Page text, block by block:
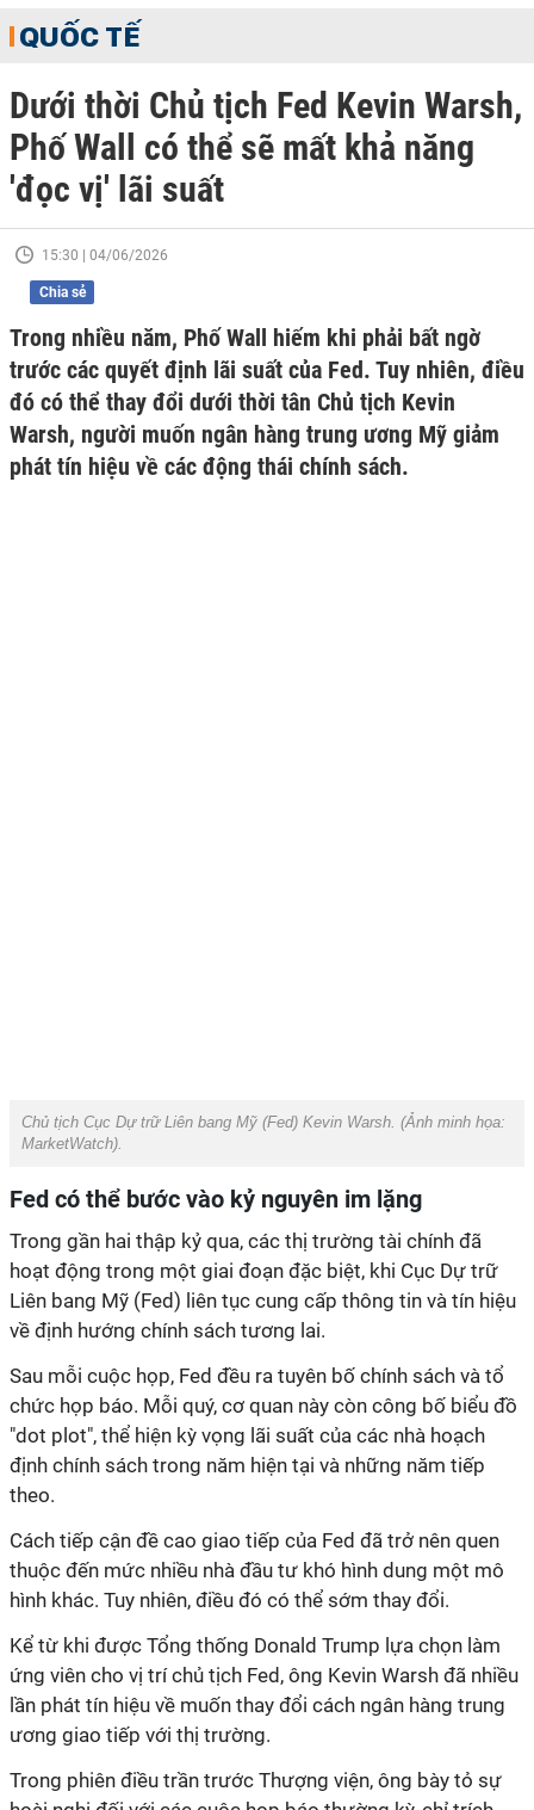
QUỐC TẾ
Dưới thời Chủ tịch Fed Kevin Warsh,
Phố Wall có thể sẽ mất khả năng
'đọc vị' lãi suất
15:30 | 04/06/2026
Chia sẻ
Trong nhiều năm, Phố Wall hiếm khi phải bất ngờ
trước các quyết định lãi suất của Fed. Tuy nhiên, điều
đó có thể thay đổi dưới thời tân Chủ tịch Kevin
Warsh, người muốn ngân hàng trung ương Mỹ giảm
phát tín hiệu về các động thái chính sách.
Chủ tịch Cục Dự trữ Liên bang Mỹ (Fed) Kevin Warsh. (Ảnh minh họa:
MarketWatch).
Fed có thể bước vào kỷ nguyên im lặng
Trong gần hai thập kỷ qua, các thị trường tài chính đã
hoạt động trong một giai đoạn đặc biệt, khi Cục Dự trữ
Liên bang Mỹ (Fed) liên tục cung cấp thông tin và tín hiệu
về định hướng chính sách tương lai.
Sau mỗi cuộc họp, Fed đều ra tuyên bố chính sách và tổ
chức họp báo. Mỗi quý, cơ quan này còn công bố biểu đồ
"dot plot", thể hiện kỳ vọng lãi suất của các nhà hoạch
định chính sách trong năm hiện tại và những năm tiếp
theo.
Cách tiếp cận đề cao giao tiếp của Fed đã trở nên quen
thuộc đến mức nhiều nhà đầu tư khó hình dung một mô
hình khác. Tuy nhiên, điều đó có thể sớm thay đổi.
Kể từ khi được Tổng thống Donald Trump lựa chọn làm
ứng viên cho vị trí chủ tịch Fed, ông Kevin Warsh đã nhiều
lần phát tín hiệu về muốn thay đổi cách ngân hàng trung
ương giao tiếp với thị trường.
Trong phiên điều trần trước Thượng viện, ông bày tỏ sự